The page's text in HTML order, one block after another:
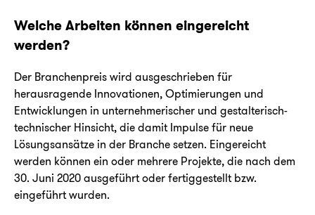
Welche Arbeiten können eingereicht
werden?
Der Branchenpreis wird ausgeschrieben für
herausragende Innovationen, Optimierungen und
Entwicklungen in unternehmerischer und gestalterisch-
technischer Hinsicht, die damit Impulse für neue
Lösungsansätze in der Branche setzen. Eingereicht
werden können ein oder mehrere Projekte, die nach dem
30. Juni 2020 ausgeführt oder fertiggestellt bzw.
eingeführt wurden.